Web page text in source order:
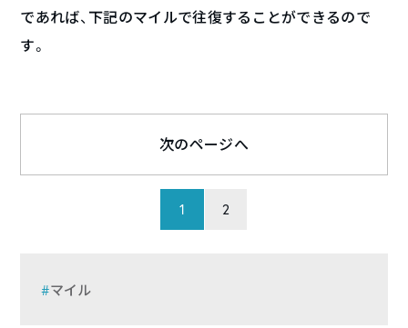
であれば、下記のマイルで往復することができるので
す。
1 2
次のページへ
マイル